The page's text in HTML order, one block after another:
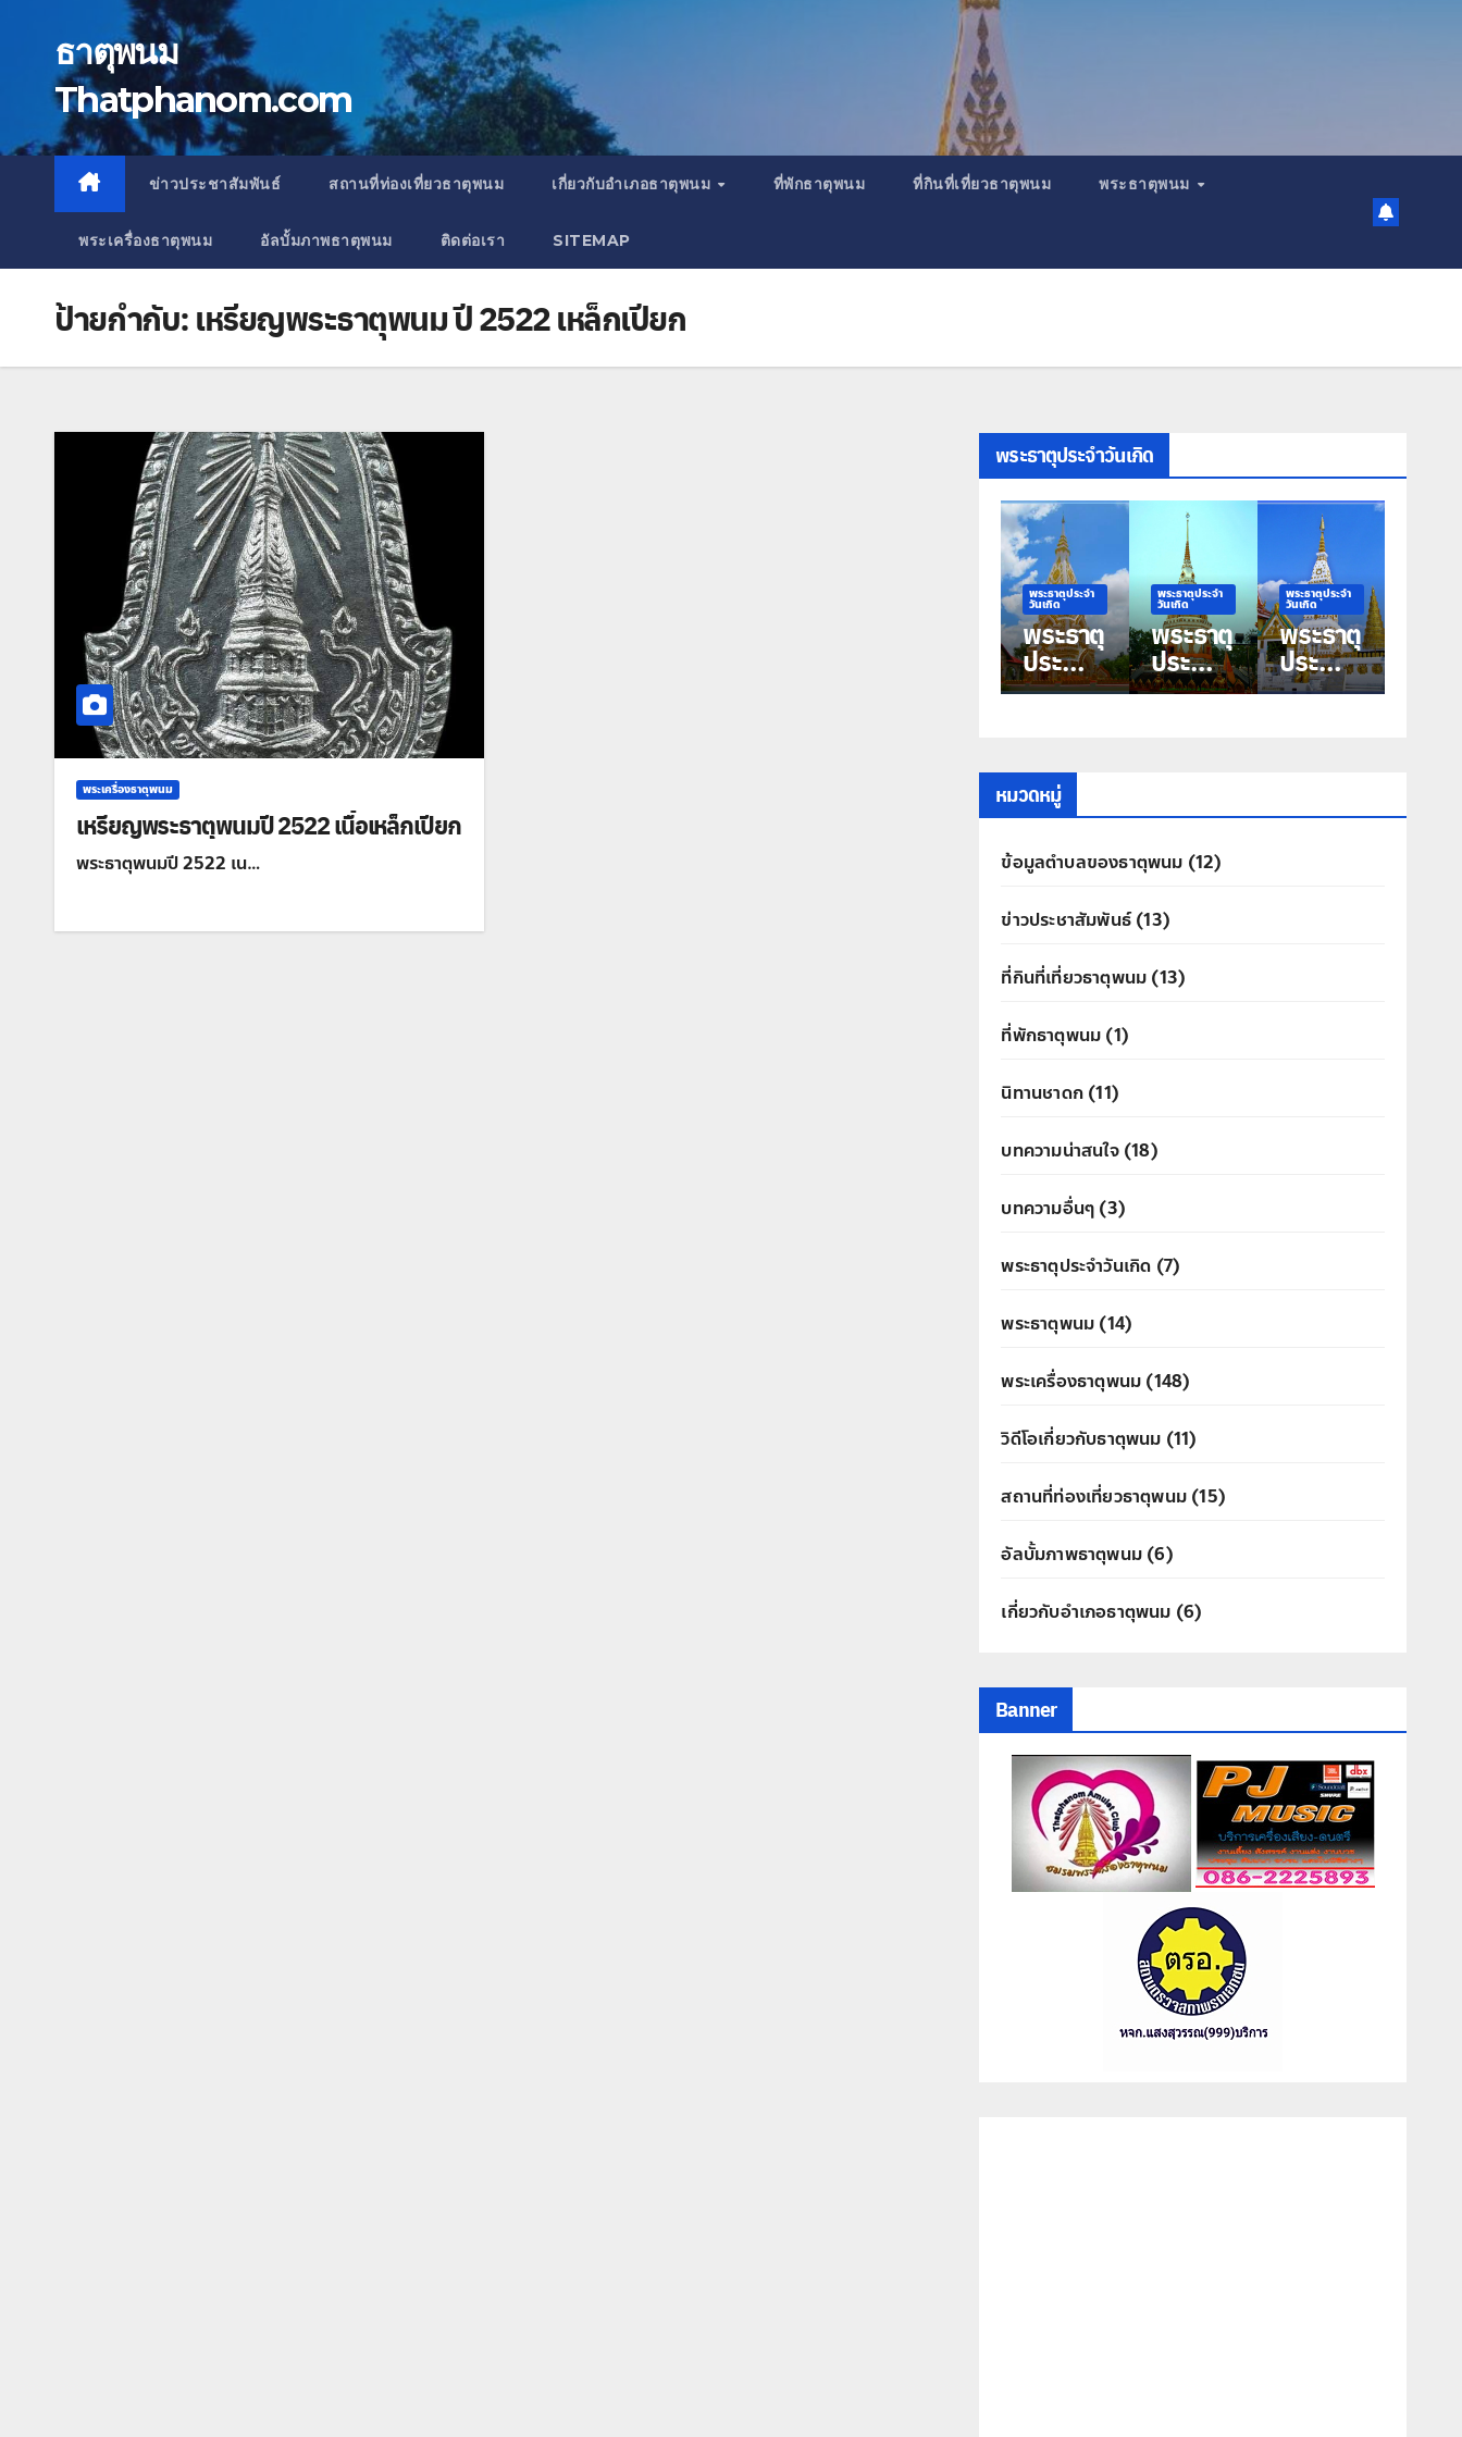
contentธาตุพนม
Thatphanom.com
ข่าวประชาสัมพันธ์ สถานที่ท่องเที่ยวธาตุพนม เกี่ยวกับอำเภอธาตุพนม ที่พักธาตุพนม ที่กินที่เที่ยวธาตุพนม พระธาตุพนม
พระเครื่องธาตุพนม อัลบั้มภาพธาตุพนม ติดต่อเรา SITEMAP
ป้ายกำกับ:เหรียญพระธาตุพนม ปี 2522 เหล็กเปียก
พระเครื่องธาตุพนม
เหรียญพระธาตุพนมปี 2522 เนื้อเหล็กเปียก
พระธาตุพนมปี 2522 เน…
พระธาตุประจำวันเกิด
พระธาตุประจำ
วันเกิด
พระธาตุ
ประจำ
วันเกิด
ดี พระ
ธาตุ
ประสิทธิ์
พระธาตุประจำ
วันเกิด
พระธาตุ
ประจำ
วันเกิด
พระธาตุประจำ
วันเกิด
พระธาตุ
ประจำ
วันเกิด
หมวดหมู่
ข้อมูลตำบลของธาตุพนม (12)
ข่าวประชาสัมพันธ์(13)
ที่กินที่เที่ยวธาตุพนม (13)
ที่พักธาตุพนม (1)
นิทานชาดก(11)
บทความน่าสนใจ(18)
บทความอื่นๆ (3)
พระธาตุประจำวันเกิด (7)
พระธาตุพนม (14)
พระเครื่องธาตุพนม (148)
วิดีโอเกี่ยวกับธาตุพนม (11)
สถานที่ท่องเที่ยวธาตุพนม(15)
อัลบั้มภาพธาตุพนม(6)
เกี่ยวกับอำเภอธาตุพนม (6)
Banner